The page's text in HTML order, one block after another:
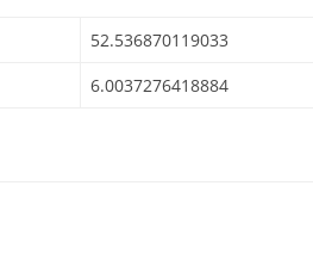
52.536870119033
6.0037276418884